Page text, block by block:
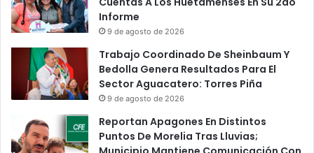
Informe
9 de agosto de 2026
Trabajo Coordinado De Sheinbaum Y
Bedolla Genera Resultados Para El
Sector Aguacatero: Torres Piña
9 de agosto de 2026
Reportan Apagones En Distintos
Puntos De Morelia Tras Lluvias;